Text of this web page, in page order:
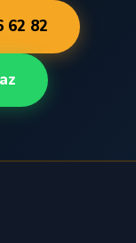
62 82